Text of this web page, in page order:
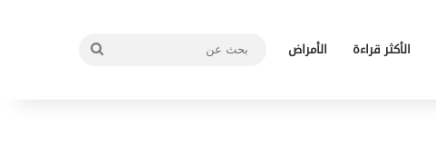
الأكثر قراءة الأمراض